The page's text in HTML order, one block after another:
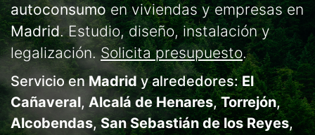
autoconsumoen viviendas y empresas en
Madrid. Estudio, diseño, instalación y
legalización.Solicita presupuesto.
Servicio enMadridy alrededores:El
Cañaveral, Alcalá de Henares,Torrejón,
Alcobendas,San Sebastián de los Reyes,